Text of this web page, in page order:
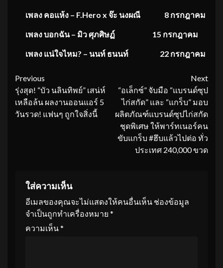
เพลง คอแห้ง – F.Hero x จ๊ะ นงผณี 8 กรกฎาคม
เพลง บอกฉัน – มิว ศุภศิษฏ์ 15 กรกฎาคม
เพลง แน่ใจไหม? – นนท์ ธนนท์ 22 กรกฎาคม
Continue
Reading
Previous
รุ่งสุด! “บัว นลินทิพย์” เสน่ห์
เหลือล้น ผลงานออนแอร์ 5
วันรวด! แฟนๆ ถูกใจสิ่งนี้
Next
“อเล็กซ์” จับมือ “แบรนด์ซุป
ไก่สกัด” และ “แกร็บ” มอบ
ผลิตภัณฑ์แบรนด์ซุปไก่สกัด
ชุดพิเศษ ให้พาร์ทเนอร์คน
ขับแกร็บ #ฮึบแล้วไปต่อ ทั่ว
ประเทศ 240,000 ขวด
ใส่ความเห็น
อีเมลของคุณจะไม่แสดงให้คนอื่นเห็น ช่องข้อมูล
จำเป็นถูกทำเครื่องหมาย *
ความเห็น*